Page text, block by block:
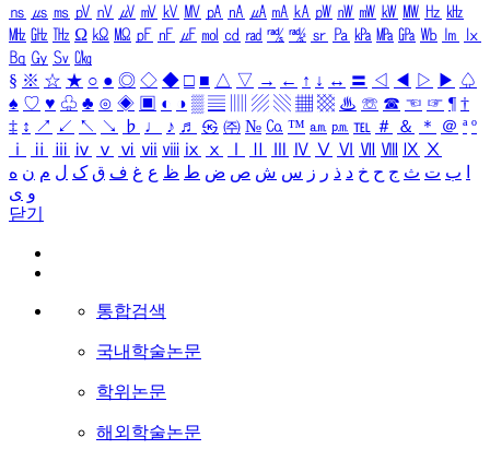
㎱ ㎲ ㎳ ㎴ ㎵ ㎶ ㎷ ㎸ ㎹ ㎀ ㎁ ㎂ ㎃ ㎄ ㎺ ㎻ ㎽ ㎾ ㎿ ㎐ ㎑
㎒ ㎓ ㎔ Ω ㏀ ㏁ ㎊ ㎋ ㎌ ㏖ ㏅ ㎭ ㎮ ㎯ ㏛ ㎩ ㎪ ㎫ ㎬ ㏝ ㏐
㏓
㏃ ㏉ ㏜ ㏆
§ ※ ☆ ★ ○ ● ◎ ◇ ◆ □ ■ △ ▽ → ← ↑ ↓ ↔ 〓 ◁ ◀ ▷ ▶ ♤
♠ ♡ ♥ ♧ ♣ ⊙ ◈ ▣ ◐ ◑ ▒ ▤ ▨ ▧ ▦ ▩ ♨ ☏ ☎ ☜ ☞ ¶ †
‡ ↕ ↗ ↙ ↖ ↘ ♭ ♩ ♪ ♬ ㉿ ㈜ № ㏇ ™ ㏂ ㏘ ℡ ＃ ＆ ＊ ＠ ª º
ⅰ
ⅱ ⅲ ⅳ ⅴ ⅵ ⅶ ⅷ ⅸ ⅹ Ⅳ Ⅴ Ⅵ Ⅶ Ⅷ Ⅸ Ⅹ
ب ت ث ج ح خ د ذ ر ز س ش ص ض ط ظ ع غ ف ق ک ل م ن ه
و ی
닫기
통합검색
국내학술논문
학위논문
해외학술논문